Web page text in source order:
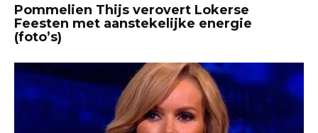
Pommelien Thijs verovert Lokerse
Feesten met aanstekelijke energie
(foto’s)